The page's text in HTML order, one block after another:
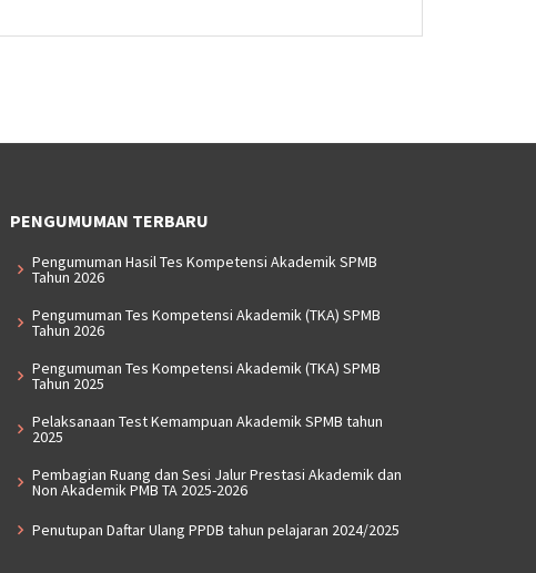
PENGUMUMAN TERBARU
Pengumuman Hasil Tes Kompetensi Akademik SPMB
Tahun 2026
Pengumuman Tes Kompetensi Akademik (TKA) SPMB
Tahun 2026
Pengumuman Tes Kompetensi Akademik (TKA) SPMB
Tahun 2025
Pelaksanaan Test Kemampuan Akademik SPMB tahun
2025
Pembagian Ruang dan Sesi Jalur Prestasi Akademik dan
Non Akademik PMB TA 2025-2026
Penutupan Daftar Ulang PPDB tahun pelajaran 2024/2025